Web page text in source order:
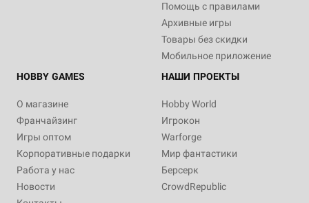
Помощь с правилами
Архивные игры
Товары без скидки
Мобильное приложение
HOBBY GAMES
О магазине
Франчайзинг
Игры оптом
Корпоративные подарки
Работа у нас
Новости
НАШИ ПРОЕКТЫ
Hobby World
Игрокон
Warforge
Мир фантастики
Берсерк
CrowdRepublic